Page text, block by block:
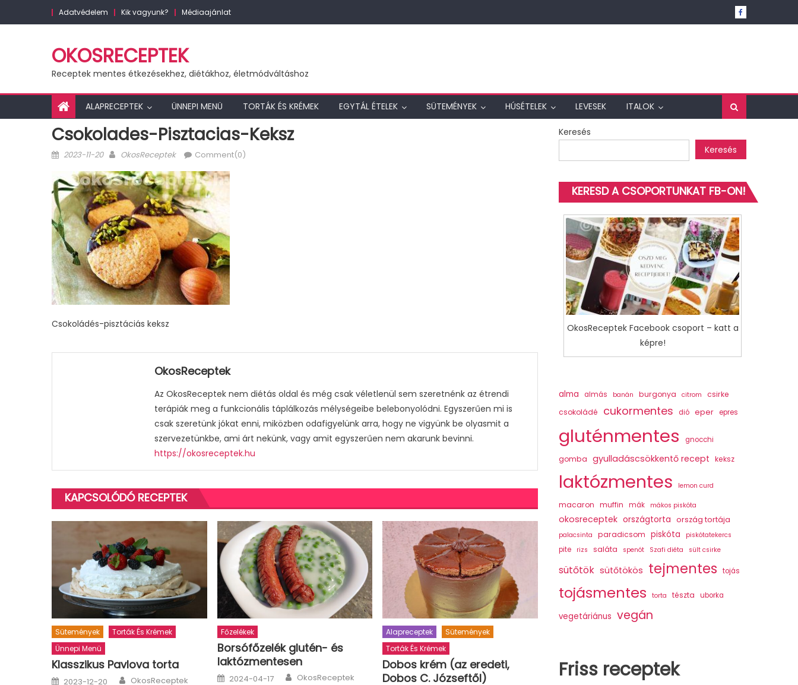
to
Adatvédelem Kik vagyunk? Médiaajánlat
OKOSRECEPTEK
Receptek mentes étkezésekhez, diétákhoz, életmódváltáshoz
ALAPRECEPTEK ÜNNEPI MENÜ TORTÁK ÉS KRÉMEK EGYTÁL ÉTELEK SÜTEMÉNYEK HÚSÉTELEK LEVESEK ITALOK
Csokolades-Pisztacias-Keksz
Posted
2023-11-20 Author
OkosReceptek Comment(0)
Csokoládés-pisztáciás keksz
OkosReceptek
Az OkosReceptek nem diétás oldal és még csak véletlenül sem szeretnénk az étrendi
terápiák meg a funkcionális táplálkozás mélységeibe belebonyolódni. Egyszerűen mi is
csak szeretünk jókat enni, miközben odafigyelünk arra, hogy ne vigyünk be olyasmit a
szervezetünkbe, ami árt nekünk, vagy amit egyszerűen nem akarunk bevinni.
https://okosreceptek.hu
KAPCSOLÓDÓ RECEPTEK
Sütemények
Torták És Krémek
Ünnepi Menü
Klasszikus Pavlova torta
Posted
2023-12-20 Author
OkosReceptek
Főzelékek
Borsófőzelék glutén- és
laktózmentesen
Posted
2024-04-17 Author
OkosReceptek
Alapreceptek
Sütemények
Torták És Krémek
Dobos krém (az eredeti,
Dobos C. Józseftől)
Keresés
Keresés
KERESD A CSOPORTUNKAT FB-ON!
OkosReceptek Facebook csoport – katt a
képre!
alma almás banán burgonya citrom
csirke
csokoládé
cukormentes dió eper epres
gluténmentes gnocchi
gomba gyulladáscsökkentő recept keksz
laktózmentes lemon curd
macaron muffin mák mákos piskóta
okosreceptek országtorta ország tortája
palacsinta paradicsom piskóta piskótatekercs
pite rizs saláta spenót Szafi diéta sült csirke
sütőtök sütőtökös tejmentes tojás
tojásmentes torta tészta uborka
vegetáriánus vegán
Friss receptek